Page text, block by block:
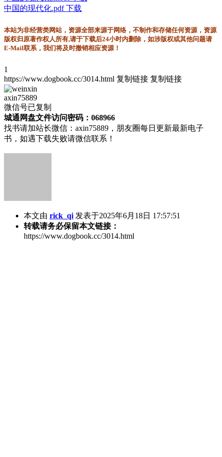
中国的现代化.pdf 下载
本站为非经营类网站，资源全部来源于网络，不制作和存储任何资源，资源
版权归原著作权人所有,请于下载后24小时内删除，如涉版权或其他问题请
E-Mail联系，我们将及时撤销相应资源！
1
https://www.dogbook.cc/3014.html 复制链接 复制链接
axin75889
微信号已复制
城通网盘文件访问密码：068966
找书请加站长微信：axin75889，朋友圈每日更新最新电子
书，如遇下载失败请微信联系！
本文由 rick_qi 发表于2025年6月18日 17:57:51
转载请务必保留本文链接：
https://www.dogbook.cc/3014.html